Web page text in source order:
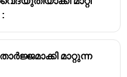
മാറ്റുന്ന